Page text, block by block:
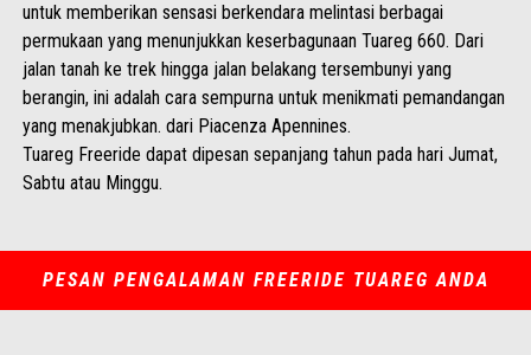
untuk memberikan sensasi berkendara melintasi berbagai
permukaan yang menunjukkan keserbagunaan Tuareg 660. Dari
jalan tanah ke trek hingga jalan belakang tersembunyi yang
berangin, ini adalah cara sempurna untuk menikmati pemandangan
yang menakjubkan. dari Piacenza Apennines.
Tuareg Freeride dapat dipesan sepanjang tahun pada hari Jumat,
Sabtu atau Minggu.
PESAN PENGALAMAN FREERIDE TUAREG ANDA